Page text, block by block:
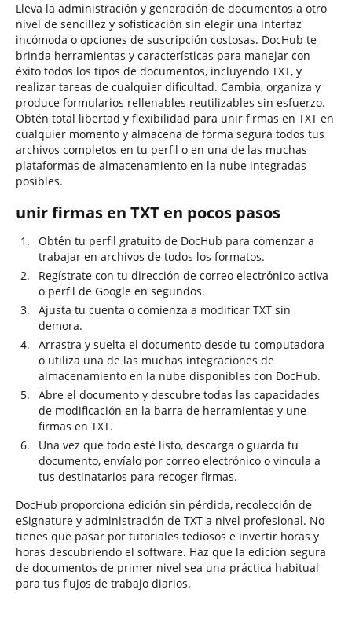
Lleva la administración y generación de documentos a otro
nivel de sencillez y sofisticación sin elegir una interfaz
incómoda o opciones de suscripción costosas. DocHub te
brinda herramientas y características para manejar con
éxito todos los tipos de documentos, incluyendo TXT, y
realizar tareas de cualquier dificultad. Cambia, organiza y
produce formularios rellenables reutilizables sin esfuerzo.
Obtén total libertad y flexibilidad para unir firmas en TXT en
cualquier momento y almacena de forma segura todos tus
archivos completos en tu perfil o en una de las muchas
plataformas de almacenamiento en la nube integradas
posibles.
unir firmas en TXT en pocos pasos
Obtén tu perfil gratuito de DocHub para comenzar a
trabajar en archivos de todos los formatos.
Regístrate con tu dirección de correo electrónico activa
o perfil de Google en segundos.
Ajusta tu cuenta o comienza a modificar TXT sin
demora.
Arrastra y suelta el documento desde tu computadora
o utiliza una de las muchas integraciones de
almacenamiento en la nube disponibles con DocHub.
Abre el documento y descubre todas las capacidades
de modificación en la barra de herramientas y une
firmas en TXT.
Una vez que todo esté listo, descarga o guarda tu
documento, envíalo por correo electrónico o vincula a
tus destinatarios para recoger firmas.
DocHub proporciona edición sin pérdida, recolección de
eSignature y administración de TXT a nivel profesional. No
tienes que pasar por tutoriales tediosos e invertir horas y
horas descubriendo el software. Haz que la edición segura
de documentos de primer nivel sea una práctica habitual
para tus flujos de trabajo diarios.